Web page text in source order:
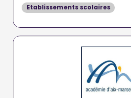
Etablissements scolaires